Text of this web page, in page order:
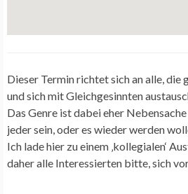
Dieser Termin richtet sich an alle,
und sich mit Gleichgesinnten
Das Genre ist dabei eher
jeder sein, oder es wieder werden
Ich lade hier zu einem ‚kollegialen‘
daher alle Interessierten bitte, sich